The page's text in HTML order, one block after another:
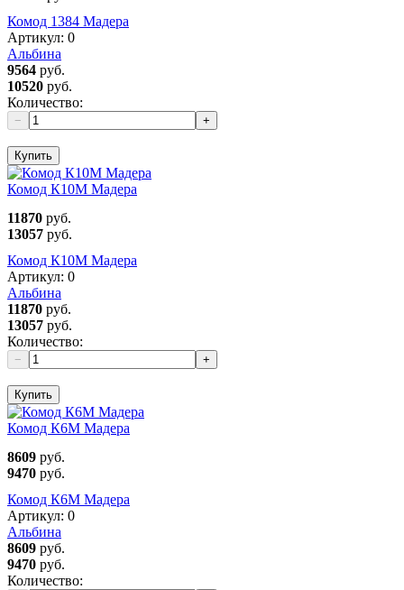
Комод 1384 Мадера
Артикул: 0
Альбина
9564 руб.
10520 руб.
Количество:
− +
Купить
Комод К10М Мадера
11870 руб.
13057 руб.
Комод К10М Мадера
Артикул: 0
Альбина
11870 руб.
13057 руб.
Количество:
− +
Купить
Комод К6М Мадера
8609 руб.
9470 руб.
Комод К6М Мадера
Артикул: 0
Альбина
8609 руб.
9470 руб.
Количество: